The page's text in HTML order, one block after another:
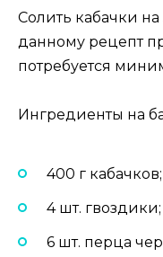
Солить кабачки
данному рецепт
потребуется
Ингредиенты на
400 г кабачков;
4 шт. гвоздики;
6 шт. перца